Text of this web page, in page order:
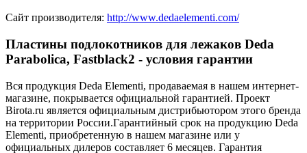
Сайт производителя: http://www.dedaelementi.com/
Пластины подлокотников для лежаков Deda
Parabolica, Fastblack2 - условия гарантии
Вся продукция Deda Elementi, продаваемая в нашем интернет-
магазине, покрывается официальной гарантией. Проект
Birota.ru является официальным дистрибьютором этого бренда
на территории России.Гарантийный срок на продукцию Deda
Elementi, приобретенную в нашем магазине или у
официальных дилеров составляет 6 месяцев. Гарантия